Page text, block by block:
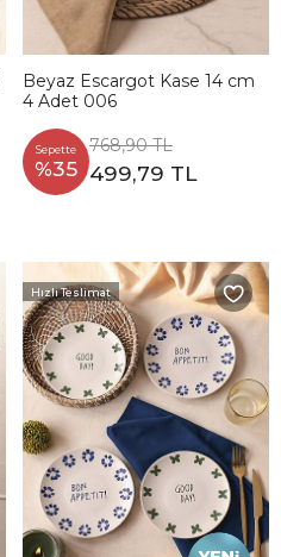
Beyaz Escargot Kase 14 cm
4 Adet 006
Sepette
%35
768,90 TL
499,79 TL
Hızlı Teslimat